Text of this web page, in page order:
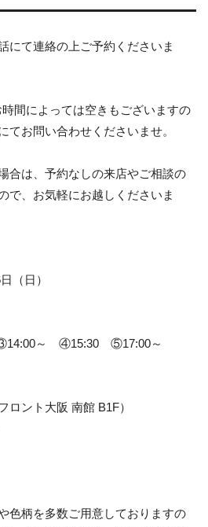
にて連絡の上ご予約くださいま
間によっては空きもございますの
てお問い合わせくださいませ。
合は、予約なしの来店やご相談の
で、お気軽にお越しくださいま
（日）
～ ④15:30 ⑤17:00～
ロント大阪 南館 B1F）
色柄を多数ご用意しておりますの